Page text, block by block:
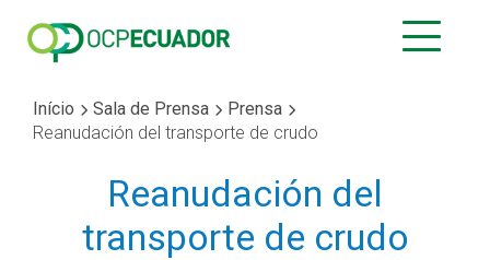
Início Sala de Prensa
Prensa
Reanudación del transporte de crudo
Reanudación del
transporte de crudo